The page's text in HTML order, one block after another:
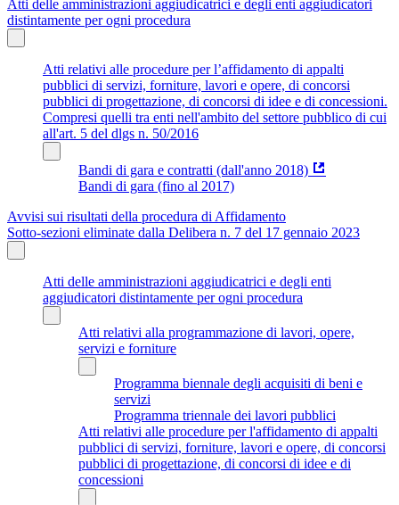
Atti delle amministrazioni aggiudicatrici e degli enti aggiudicatori
distintamente per ogni procedura
Atti relativi alle procedure per l’affidamento di appalti
pubblici di servizi, forniture, lavori e opere, di concorsi
pubblici di progettazione, di concorsi di idee e di concessioni.
Compresi quelli tra enti nell'ambito del settore pubblico di cui
all'art. 5 del dlgs n. 50/2016
Bandi di gara e contratti (dall'anno 2018)
Bandi di gara (fino al 2017)
Avvisi sui risultati della procedura di Affidamento
Sotto-sezioni eliminate dalla Delibera n. 7 del 17 gennaio 2023
Atti delle amministrazioni aggiudicatrici e degli enti
aggiudicatori distintamente per ogni procedura
Atti relativi alla programmazione di lavori, opere,
servizi e forniture
Programma biennale degli acquisiti di beni e
servizi
Programma triennale dei lavori pubblici
Atti relativi alle procedure per l'affidamento di appalti
pubblici di servizi, forniture, lavori e opere, di concorsi
pubblici di progettazione, di concorsi di idee e di
concessioni